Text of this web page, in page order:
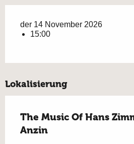
der 14 November 2026
15:00
Lokalisierung
The Music Of Hans
Anzin